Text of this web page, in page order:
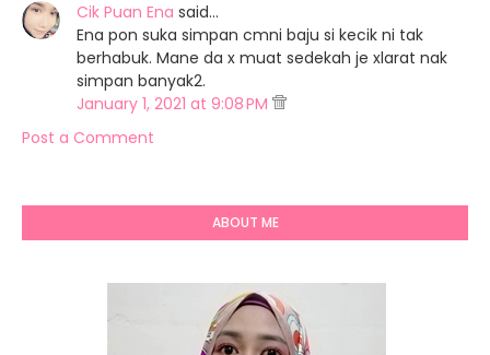
Cik Puan Ena said…
Ena pon suka simpan cmni baju si kecik ni tak
berhabuk. Mane da x muat sedekah je xlarat nak
simpan banyak2.
January 1, 2021 at 9:08 PM
Post a Comment
ABOUT ME